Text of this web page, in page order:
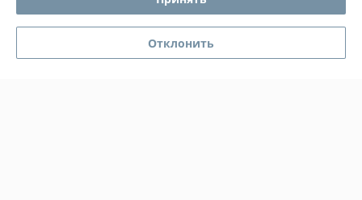
Показать все отзывы
Отклонить